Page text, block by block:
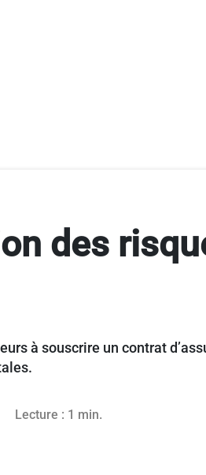
des
à souscrire un contrat
2024
Lecture : 1 min.